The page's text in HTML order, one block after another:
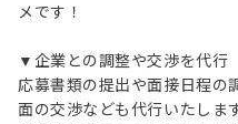
メです！
▼企業との調整や交渉を代行
応募書類の提出や面接日程の
面の交渉なども代行いたします